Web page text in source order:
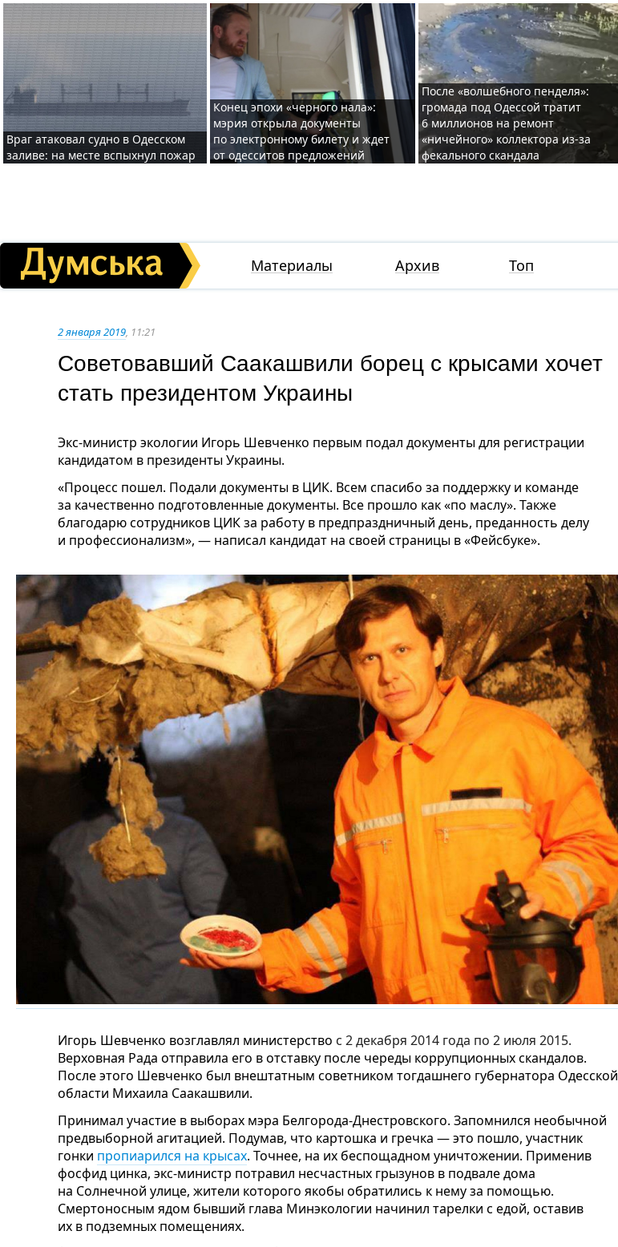
Враг атаковал судно в Одесском
заливе: на месте вспыхнул пожар
Конец эпохи «черного нала»:
мэрия открыла документы
по электронному билету и ждет
от одесситов предложений
После «волшебного пенделя»:
громада под Одессой тратит
6 миллионов на ремонт
«ничейного» коллектора из-за
фекального скандала
Материалы Архив Топ
2 января 2019, 11:21
Советовавший Саакашвили борец с крысами хочет
стать президентом Украины
Экс-министр экологии Игорь Шевченко первым подал документы для регистрации
кандидатом в президенты Украины.
«Процесс пошел. Подали документы в ЦИК. Всем спасибо за поддержку и команде
за качественно подготовленные документы. Все прошло как «по маслу». Также
благодарю сотрудников ЦИК за работу в предпраздничный день, преданность делу
и профессионализм», — написал кандидат на своей страницы в «Фейсбуке».
Игорь Шевченко возглавлял министерство с 2 декабря 2014 года по 2 июля 2015.
Верховная Рада отправила его в отставку после череды коррупционных скандалов.
После этого Шевченко был внештатным советником тогдашнего губернатора Одесской
области Михаила Саакашвили.
Принимал участие в выборах мэра Белгорода-Днестровского. Запомнился необычной
предвыборной агитацией. Подумав, что картошка и гречка — это пошло, участник
гонки пропиарился на крысах. Точнее, на их беспощадном уничтожении. Применив
фосфид цинка, экс-министр потравил несчастных грызунов в подвале дома
на Солнечной улице, жители которого якобы обратились к нему за помощью.
Смертоносным ядом бывший глава Минэкологии начинил тарелки с едой, оставив
их в подземных помещениях.